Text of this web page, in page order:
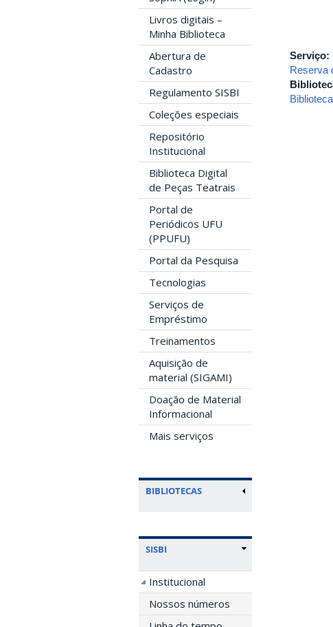
Livros digitais –
Minha Biblioteca
Abertura de
Cadastro
Regulamento SISBI
Coleções especiais
Repositório
Institucional
Biblioteca Digital
de Peças Teatrais
Portal de
Periódicos UFU
(PPUFU)
Portal da Pesquisa
Tecnologias
Serviços de
Empréstimo
Treinamentos
Aquisição de
material (SIGAMI)
Doação de Material
Informacional
Mais serviços
BIBLIOTECAS
SISBI
Institucional
Nossos números
Serviço:
Reserva